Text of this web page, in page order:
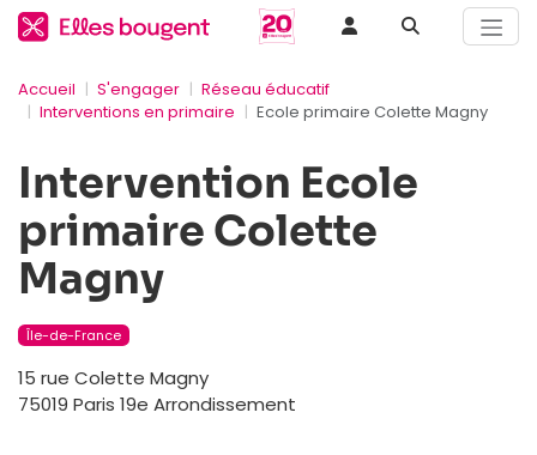
Accueil S'engager
Réseau éducatif
Interventions en primaire
Ecole primaire Colette Magny
Intervention Ecole
primaire Colette
Magny
Île-de-France
15 rue Colette Magny
75019 Paris 19e Arrondissement